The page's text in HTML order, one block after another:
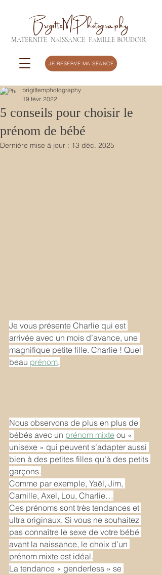
BrigitteMPhotography
MATERNITE NAISSANCE FAMILLE BOUDOIR
JE RESERVE MA SEANCE
5 conseils pour choisir le
prénom de bébé
brigittemphotography
19 févr. 2022
Dernière mise à jour : 13 déc. 2025
Je vous présente Charlie qui est
arrivée avec un mois d’avance, une
magnifique petite fille. Charlie ! Quel
beau prénom.
Nous observons de plus en plus de
bébés avec un prénom mixte ou «
unisexe » qui peuvent s’adapter aussi
bien à des petites filles qu’à des petits
garçons.
Comme par exemple, Yaël, Jim,
Camille, Axel, Lou, Charlie…
Ces prénoms sont très tendances et
ultra originaux. Si vous ne souhaitez
pas connaître le sexe de votre bébé
avant la naissance, le choix d’un
prénom mixte est idéal.
La tendance « genderless » se